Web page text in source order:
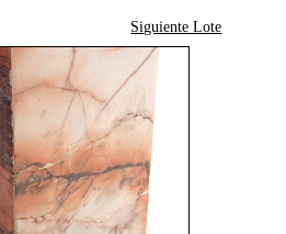
Siguiente Lote